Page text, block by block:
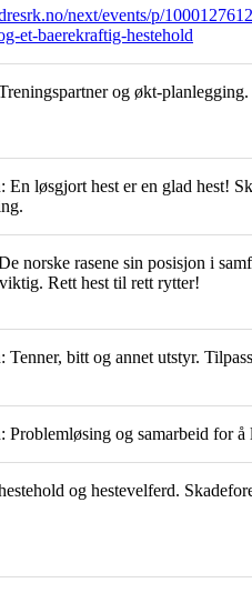
next/events/p/
et-baerekraftig-hestehold
og økt-
En løsgjort hest er en glad hest!
norske rasene sin posisjon i
Rett hest til rett rytter!
Tenner, bitt og annet utstyr.
Problemløsing og samarbeid for å
og hestevelferd.